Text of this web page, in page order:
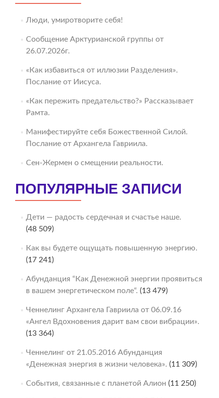
Люди, умиротворите себя!
Сообщение Арктурианской группы от
26.07.2026г.
«Как избавиться от иллюзии Разделения».
Послание от Иисуса.
«Как пережить предательство?» Рассказывает
Рамта.
Манифестируйте себя Божественной Силой.
Послание от Архангела Гавриила.
Сен-Жермен о смещении реальности.
ПОПУЛЯРНЫЕ ЗАПИСИ
Дети — радость сердечная и счастье наше.
(48 509)
Как вы будете ощущать повышенную энергию.
(17 241)
Абунданция “Как Денежной энергии проявиться
в вашем энергетическом поле“. (13 479)
Ченнелинг Архангела Гавриила от 06.09.16
«Ангел Вдохновения дарит вам свои вибрации».
(13 364)
Ченнелинг от 21.05.2016 Абунданция
«Денежная энергия в жизни человека». (11 309)
События, связанные с планетой Алион (11 250)